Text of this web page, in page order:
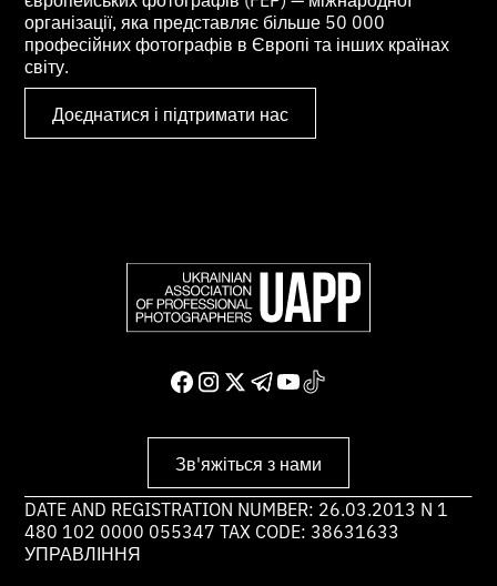
організації, яка представляє більше 50 000
професійних фотографів в Європі та інших країнах
світу.
Доєднатися і підтримати нас
Зв'яжіться з нами
DATE AND REGISTRATION NUMBER: 26.03.2013 N 1
480 102 0000 055347 TAX CODE: 38631633
УПРАВЛІННЯ